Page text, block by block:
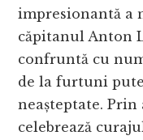
impresionantă a
căpitanul Anton
confruntă cu
de la furtuni
neașteptate. Prin
celebrează